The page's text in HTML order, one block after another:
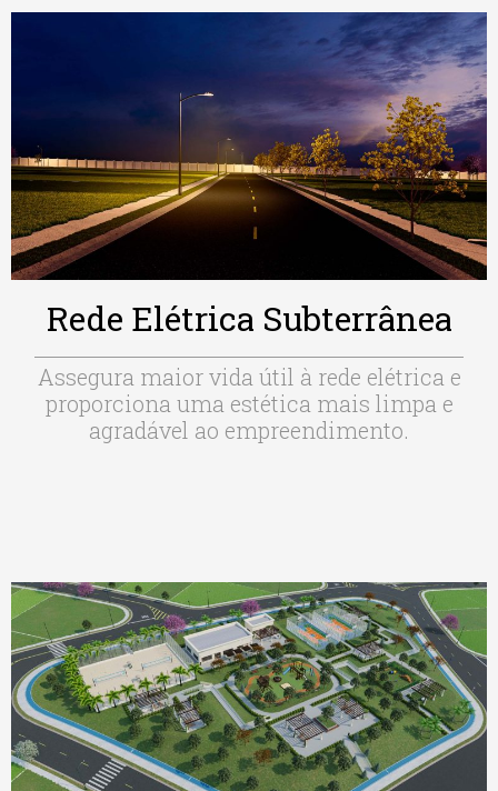
Rede Elétrica Subterrânea
Assegura maior vida útil à rede elétrica e
proporciona uma estética mais limpa e
agradável ao empreendimento.